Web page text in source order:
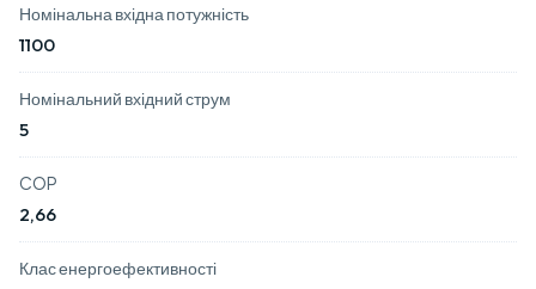
Номінальна вхідна потужність
1100
Номінальний вхідний струм
5
COP
2,66
Клас енергоефективності